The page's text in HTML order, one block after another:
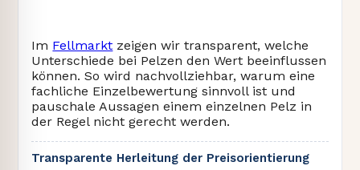
Im Fellmarkt zeigen wir transparent, welche
Unterschiede bei Pelzen den Wert beeinflussen
können. So wird nachvollziehbar, warum eine
fachliche Einzelbewertung sinnvoll ist und
pauschale Aussagen einem einzelnen Pelz in
der Regel nicht gerecht werden.
Transparente Herleitung der Preisorientierung